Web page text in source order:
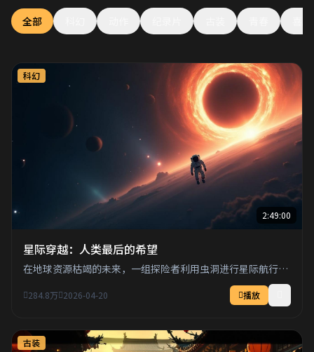
全部
2:49:00
科幻
星际穿越：人类最后的希望
在地球资源枯竭的未来，一组探险者利用虫洞进行星际航行，
284.8万 2026-04-20 播放
古装